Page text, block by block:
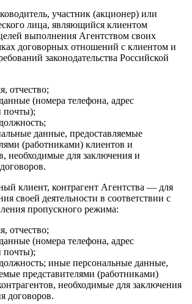
участник (акционер) или
лица, являющийся клиентом
выполнения Агентством своих
договорных отношений с клиентом и
законодательства Российской
отчество;
(номера телефона, адрес
почты);
данные, предоставляемые
(работниками) клиентов и
необходимые для заключения и
клиент, контрагент Агентства — для
своей деятельности в соответствии с
пропускного режима:
отчество;
(номера телефона, адрес
почты);
иные персональные данные,
представителями (работниками)
необходимые для заключения
договоров.